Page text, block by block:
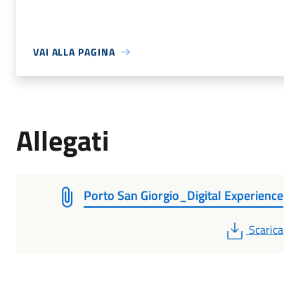
VAI ALLA PAGINA
Allegati
Porto San Giorgio_Digital Experience
PDF
Scarica